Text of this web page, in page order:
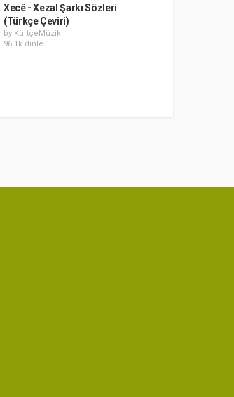
Xecê - Xezal Şarkı Sözleri
(Türkçe Çeviri)
by KürtçeMüzik
96.1k dinle